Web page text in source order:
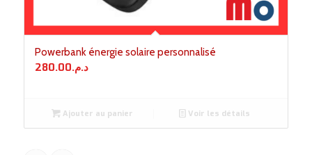
Powerbank énergie solaire personnalisé
د.م.280.00
Ajouter au panier Voir les détails